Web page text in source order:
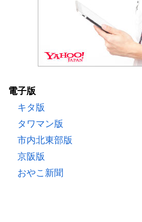
電子版
キタ版
タワマン版
市内北東部版
京阪版
おやこ新聞